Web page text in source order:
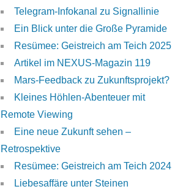
Telegram-Infokanal zu Signallinie
Ein Blick unter die Große Pyramide
Resümee: Geistreich am Teich 2025
Artikel im NEXUS-Magazin 119
Mars-Feedback zu Zukunftsprojekt?
Kleines Höhlen-Abenteuer mit
Remote Viewing
Eine neue Zukunft sehen –
Retrospektive
Resümee: Geistreich am Teich 2024
Liebesaffäre unter Steinen